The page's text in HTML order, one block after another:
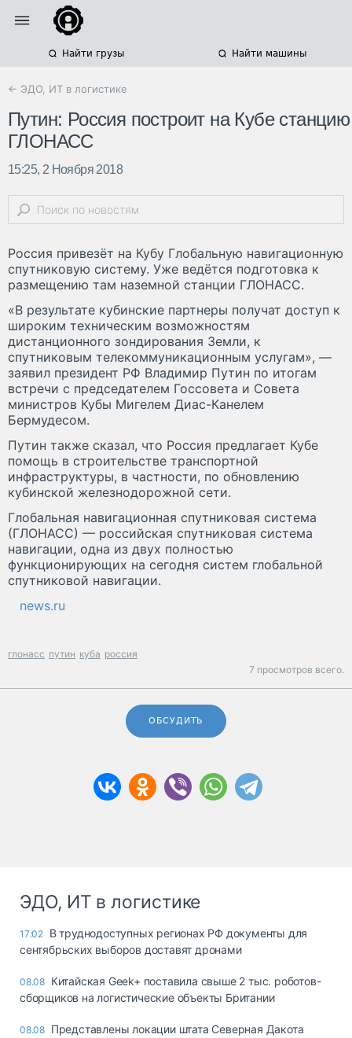
Найти грузы Найти машины
← ЭДО, ИТ в логистике
Путин: Россия построит на Кубе станцию
ГЛОНАСС
15:25, 2 Ноября 2018
Россия привезёт на Кубу Глобальную навигационную
спутниковую систему. Уже ведётся подготовка к
размещению там наземной станции ГЛОНАСС.
«В результате кубинские партнеры получат доступ к
широким техническим возможностям
дистанционного зондирования Земли, к
спутниковым телекоммуникационным услугам», —
заявил президент РФ Владимир Путин по итогам
встречи с председателем Госсовета и Совета
министров Кубы Мигелем Диас-Канелем
Бермудесом.
Путин также сказал, что Россия предлагает Кубе
помощь в строительстве транспортной
инфраструктуры, в частности, по обновлению
кубинской железнодорожной сети.
Глобальная навигационная спутниковая система
(ГЛОНАСС) — российская спутниковая система
навигации, одна из двух полностью
функционирующих на сегодня систем глобальной
спутниковой навигации.
news.ru
глонасс путин куба россия
7 просмотров всего.
ОБСУДИТЬ
ЭДО, ИТ в логистике
17:02 В труднодоступных регионах РФ документы для
сентябрьских выборов доставят дронами
08.08 Китайская Geek+ поставила свыше 2 тыс. роботов-
сборщиков на логистические объекты Британии
08.08 Представлены локации штата Северная Дакота